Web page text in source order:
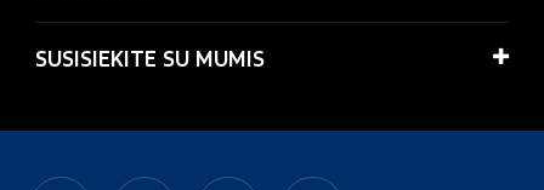
SUSISIEKITE SU MUMIS